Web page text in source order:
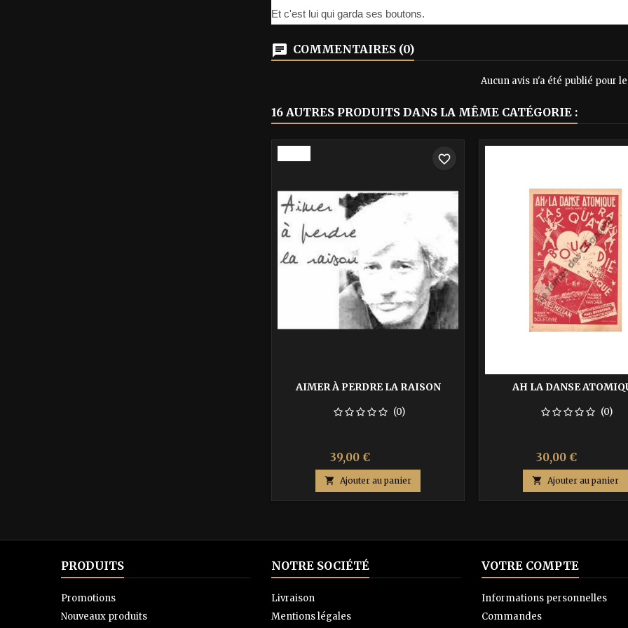
Et c'est lui qui garda ses boutons.
COMMENTAIRES (0)
Aucun avis n'a été publié pour
16 AUTRES PRODUITS DANS LA MÊME CATÉGORIE :
AIMER À PERDRE LA RAISON
(0)
Prix
39,00 €
base
 Ajouter au panier
favorite_border
AH LA DANSE
(0)
Prix
30,00 €
base
 Ajouter au panier
PRODUITS
Promotions
Nouveaux produits
NOTRE SOCIÉTÉ
Livraison
Mentions légales
VOTRE COMPTE
Informations personnelles
Commandes